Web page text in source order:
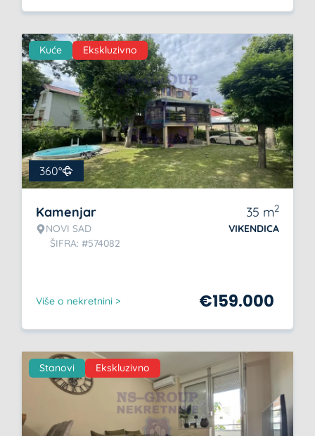
Kuće Ekskluzivno
360°
Kamenjar
NOVI SAD
ŠIFRA: #574082
35 m2
VIKENDICA
Više o nekretnini > €159.000
Stanovi Ekskluzivno